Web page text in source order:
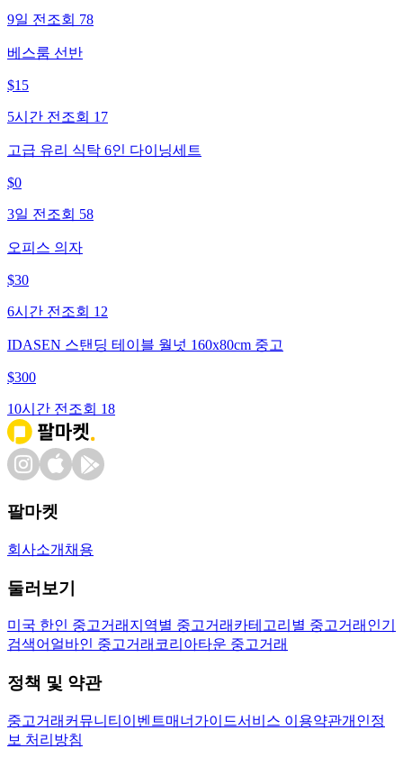
9일 전 조회 78
베스룸 선반
$15
5시간 전 조회 17
고급 유리 식탁 6인 다이닝세트
$0
3일 전 조회 58
오피스 의자
$30
6시간 전 조회 12
IDASEN 스탠딩 테이블 월넛 160x80cm 중고
$300
10시간 전 조회 18
팔마켓
회사소개 채용
둘러보기
미국 한인 중고거래 지역별 중고거래 카테고리별 중고거래 인기
검색어 얼바인 중고거래 코리아타운 중고거래
정책 및 약관
중고거래 커뮤니티 이벤트매너가이드서비스 이용약관개인정
보 처리방침